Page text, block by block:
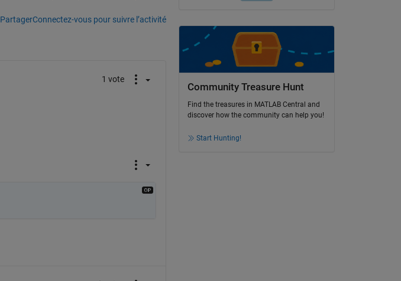
PartagerConnectez-vous pour suivre l’activité
1 vote
Community Treasure Hunt
Find the treasures in MATLAB Central and
discover how the community can help you!
Start Hunting!